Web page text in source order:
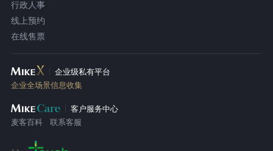
行政人事
线上预约
在线售票
企业级私有平台
企业全场景信息收集
客户服务中心
麦客百科
联系客服